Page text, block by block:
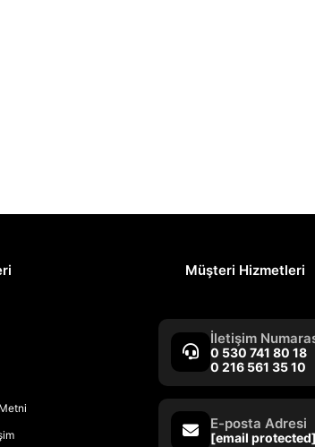
Müşteri Hizmetleri
İletişim
0 530 741 80 18
0 216 561 35 10
E-posta Adresi
[email protected]